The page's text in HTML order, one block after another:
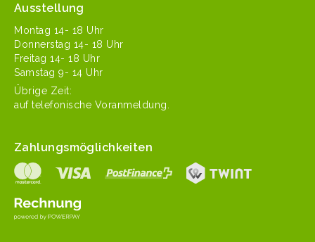
Ausstellung
Mon­tag 14- 18 Uhr
Don­ner­stag 14- 18 Uhr
Fre­itag 14- 18 Uhr
Sam­stag 9- 14 Uhr
Übrige Zeit:
auf tele­fonis­che Voranmeldung.
Zahlungsmöglichkeiten